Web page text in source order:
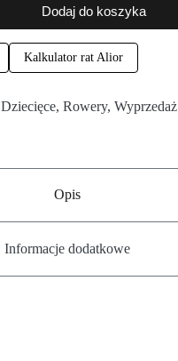
Dodaj do koszyka
Kalkulator rat Alior
Dziecięce, Rowery, Wyprzedaż
Opis
Informacje dodatkowe